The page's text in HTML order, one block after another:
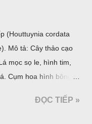
(Houttuynia cordata
Mô tả: Cây thảo cạo
mọc sọ le, hình tim,
Cụm hoa hình bông
quả: tháng 5 – 7.
ĐỌC TIẾP »